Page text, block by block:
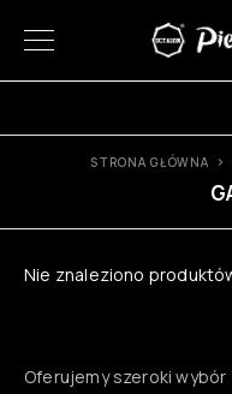
STRONA GŁÓWNA
Nie znaleziono
Oferujemy szeroki wybór